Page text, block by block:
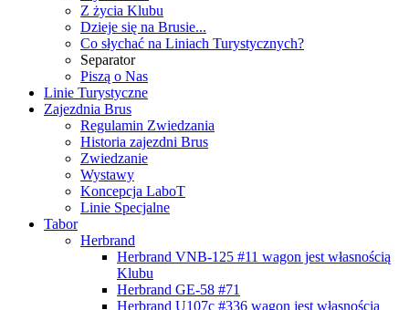
Z życia Klubu
Dzieje się na Brusie...
Co słychać na Liniach Turystycznych?
Separator
Piszą o Nas
Linie Turystyczne
Zajezdnia Brus
Regulamin Zwiedzania
Historia zajezdni Brus
Zwiedzanie
Wystawy
Koncepcja LaboT
Linie Specjalne
Tabor
Herbrand
Herbrand VNB-125 #11 wagon jest własnością
Klubu
Herbrand GE-58 #71
Herbrand U107c #336 wagon jest własnością